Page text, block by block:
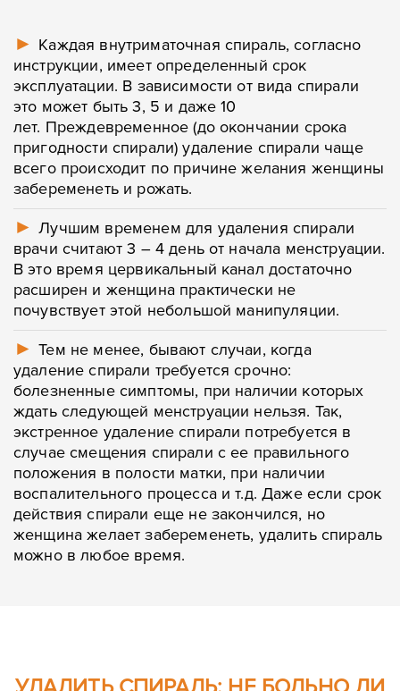
► Каждая внутриматочная спираль, согласно
инструкции, имеет определенный срок
эксплуатации. В зависимости от вида спирали
это может быть 3, 5 и даже 10
лет. Преждевременное (до окончании срока
пригодности спирали) удаление спирали чаще
всего происходит по причине желания женщины
забеременеть и рожать.
►Лучшим временем для удаления спирали
врачи считают 3 – 4 день от начала менструации.
В это время цервикальный канал достаточно
расширен и женщина практически не
почувствует этой небольшой манипуляции.
►Тем не менее, бывают случаи, когда
удаление спирали требуется срочно:
болезненные симптомы, при наличии которых
ждать следующей менструации нельзя. Так,
экстренное удаление спирали потребуется в
случае смещения спирали с ее правильного
положения в полости матки, при наличии
воспалительного процесса и т.д. Даже если срок
действия спирали еще не закончился, но
женщина желает забеременеть, удалить спираль
можно в любое время.